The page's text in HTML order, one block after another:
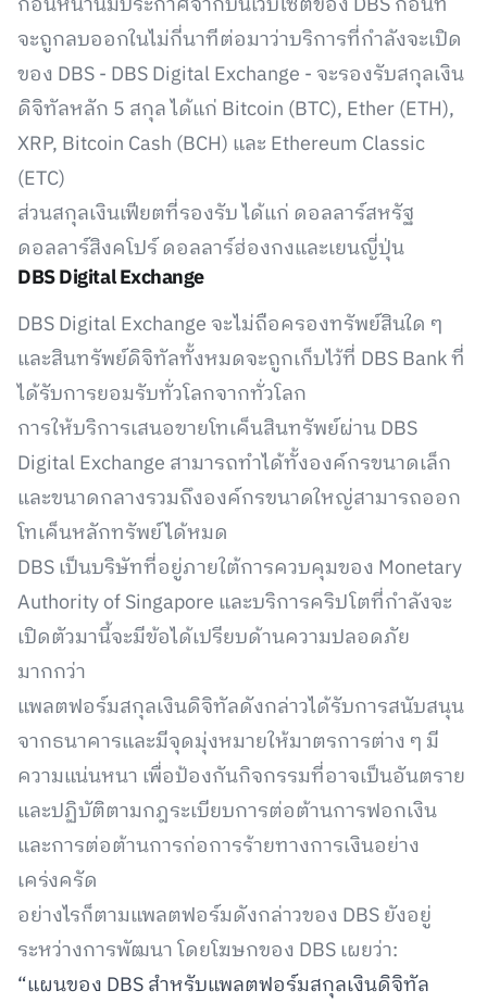
จะถูกลบออกในไม่กี่นาทีต่อมาว่าบริการที่กำลังจะเปิด
ของ DBS - DBS Digital Exchange - จะรองรับสกุลเงิน
ดิจิทัลหลัก 5 สกุล ได้แก่ Bitcoin (BTC), Ether (ETH),
XRP, Bitcoin Cash (BCH) และ Ethereum Classic
(ETC)
ส่วนสกุลเงินเฟียตที่รองรับ ได้แก่ ดอลลาร์สหรัฐ
ดอลลาร์สิงคโปร์ ดอลลาร์ฮ่องกงและเยนญี่ปุ่น
DBS Digital Exchange
DBS Digital Exchange จะไม่ถือครองทรัพย์สินใด ๆ
และสินทรัพย์ดิจิทัลทั้งหมดจะถูกเก็บไว้ที่ DBS Bank ที่
ได้รับการยอมรับทั่วโลกจากทั่วโลก
การให้บริการเสนอขายโทเค็นสินทรัพย์ผ่าน DBS
Digital Exchange สามารถทำได้ทั้งองค์กรขนาดเล็ก
และขนาดกลางรวมถึงองค์กรขนาดใหญ่สามารถออก
โทเค็นหลักทรัพย์ได้หมด
DBS เป็นบริษัทที่อยู่ภายใต้การควบคุมของ Monetary
Authority of Singapore และบริการคริปโตที่กำลังจะ
เปิดตัวมานี้จะมีข้อได้เปรียบด้านความปลอดภัย
มากกว่า
แพลตฟอร์มสกุลเงินดิจิทัลดังกล่าวได้รับการสนับสนุน
จากธนาคารและมีจุดมุ่งหมายให้มาตรการต่าง ๆ มี
ความแน่นหนา เพื่อป้องกันกิจกรรมที่อาจเป็นอันตราย
และปฏิบัติตามกฎระเบียบการต่อต้านการฟอกเงิน
และการต่อต้านการก่อการร้ายทางการเงินอย่าง
เคร่งครัด
อย่างไรก็ตามแพลตฟอร์มดังกล่าวของ DBS ยังอยู่
ระหว่างการพัฒนา โดยโฆษกของ DBS เผยว่า:
“แผนของ DBS สำหรับแพลตฟอร์มสกุลเงินดิจิทัล